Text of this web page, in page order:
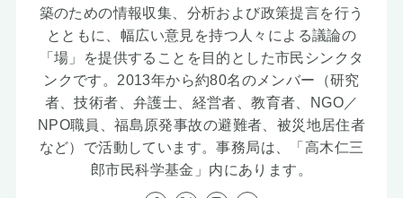
築のための情報収集、分析および政策提言を行う
とともに、幅広い意見を持つ人々による議論の
「場」を提供することを目的とした市民シンクタ
ンクです。2013年から約80名のメンバー（研究
者、技術者、弁護士、経営者、教育者、NGO／
NPO職員、福島原発事故の避難者、被災地居住者
など）で活動しています。事務局は、「高木仁三
郎市民科学基金」内にあります。